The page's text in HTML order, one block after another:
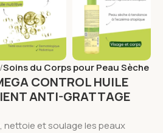
Soins du Corps pour Peau Sèche
CONTROL HUILE
ANTI-GRATTAGE
nettoie et soulage les peaux